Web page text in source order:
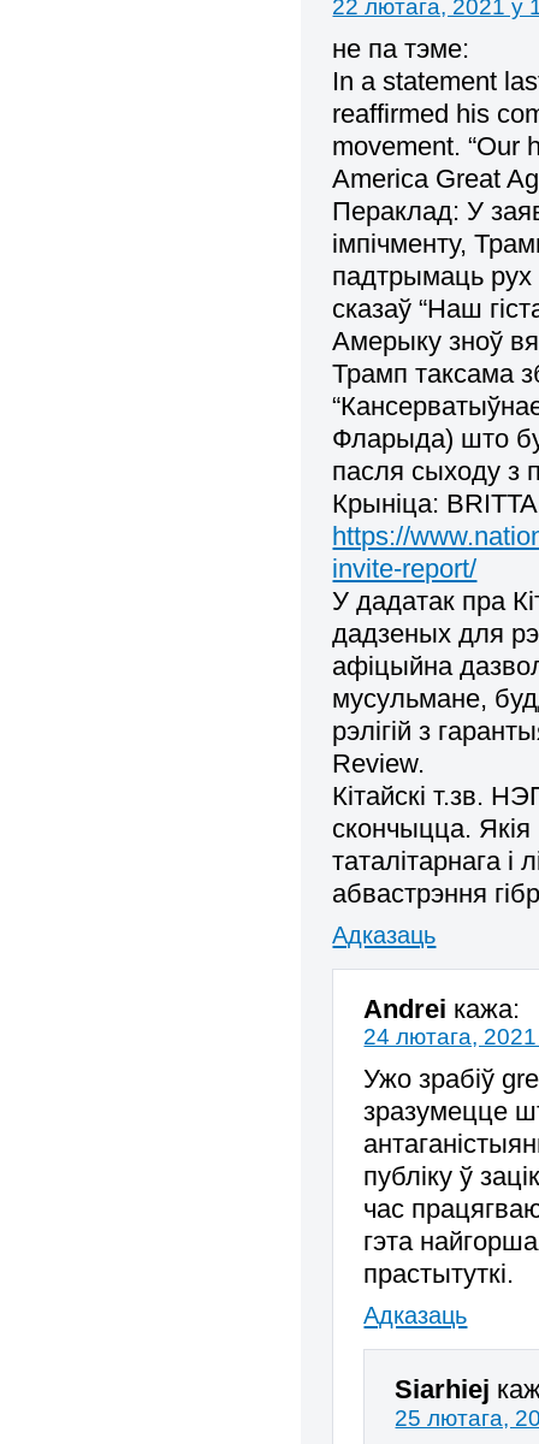
22 лютага, 2021 у
не па тэме:
In a statement
reaffirmed his
movement. “Our
America Great
Пераклад: У
імпічменту,
падтрымаць рух
сказаў “Наш
Амерыку зноў
Трамп таксама
Фларыда) што
пасля сыходу з
Крыніца:
https://
invite-report/
У дадатак пра
дадзеных для
афіцыйна
мусульмане,
рэлігій з
Review.
Кітайскі т.зв.
скончыцца.
таталітарнага і
абвастрэння
Адказаць
Andrei кажа:
24 лютага,
Ужо зрабіў
зразумецце
публіку ў
час
гэта
прастытуткі.
Адказаць
Siarhiej
25 лютага,